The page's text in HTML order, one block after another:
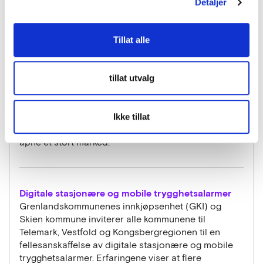
Detaljer
Tillat alle
tillat utvalg
Ikke tillat
utlyse konkurranse for bistand og utvikling…
Varslingssystemer i Lyngbakken sykehjem
Lyngbakken sykehjem i Skien, men de løsninger som
ble valgt, skal også kunne installeres i eksisterende
åpne et stort marked.
Digitale stasjonære og mobile trygghetsalarmer
Grenlandskommunenes innkjøpsenhet (GKI) og
Skien kommune inviterer alle kommunene til
Telemark, Vestfold og Kongsbergregionen til en
fellesanskaffelse av digitale stasjonære og mobile
trygghetsalarmer. Erfaringene viser at flere